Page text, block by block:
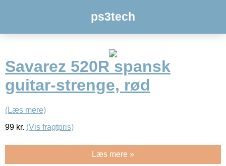
ps3tech
Savarez 520R spansk
guitar-strenge, rød
(Læs mere)
99 kr. (Vis fragtpris)
Læs mere »